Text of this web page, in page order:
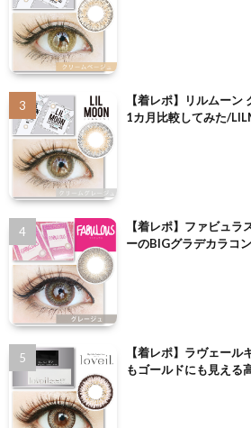
【着レポ】リルムー
1カ月比較してみた/
【着レポ】ファビュ
ーのBIGグラデカラコ
【着レポ】ラヴェー
もゴールドにも見え